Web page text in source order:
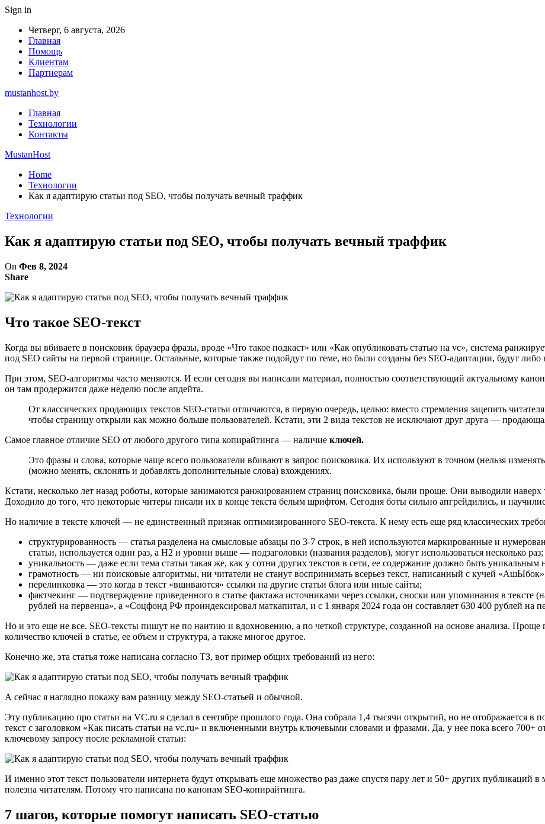
Sign in
Четверг, 6 августа, 2026
Главная
Помощь
Клиентам
Партнерам
mustanhost.by
Главная
Технологии
Контакты
MustanHost
Home
Технологии
Как я адаптирую статьи под SEO, чтобы получать вечный траффик
Технологии
Как я адаптирую статьи под SEO, чтобы получать вечный траффик
On Фев 8, 2024
Share
Что такое SEO-текст
Когда вы вбиваете в поисковик браузера фразы, вроде «Что такое подкаст» или «Как опубликовать статью на vc», система
под SEO сайты на первой странице. Остальные, которые также подойдут по теме, но были созданы без SEO-адаптации, будут
При этом, SEO-алгоритмы часто меняются. И если сегодня вы написали материал, полностью соответствующий актуальному
он там продержится даже неделю после апдейта.
От классических продающих текстов SEO-статьи отличаются, в первую очередь, целью: вместо стремления зацепить
чтобы страницу открыли как можно больше пользователей. Кстати, эти 2 вида текстов не исключают друг друга ―
Самое главное отличие SEO от любого другого типа копирайтинга ― наличие ключей.
Это фразы и слова, которые чаще всего пользователи вбивают в запрос поисковика. Их используют в точном (нельзя
(можно менять, склонять и добавлять дополнительные слова) вхождениях.
Кстати, несколько лет назад роботы, которые занимаются ранжированием страниц поисковика, были проще. Они выводили
Доходило до того, что некоторые читеры писали их в конце текста белым шрифтом. Сегодня боты сильно апгрейдились, и
Но наличие в тексте ключей ― не единственный признак оптимизированного SEO-текста. К нему есть еще ряд классических
структурированность ― статья разделена на смысловые абзацы по 3-7 строк, в ней используются маркированные и
статьи, используется один раз, а H2 и уровни выше ― подзаголовки (названия разделов), могут использоваться несколько раз;
уникальность ― даже если тема статьи такая же, как у сотни других текстов в сети, ее содержание должно быть уникальным
грамотность ― ни поисковые алгоритмы, ни читатели не станут воспринимать всерьез текст, написанный с кучей
перелинковка ― это когда в текст «вшиваются» ссылки на другие статьи блога или иные сайты;
фактчекинг ― подтверждение приведенного в статье фактажа источниками через ссылки, сноски или упоминания в тексте
рублей на первенца», а «Соцфонд РФ проиндексировал маткапитал, и с 1 января 2024 года он составляет 630 400 рублей на
Но и это еще не все. SEO-тексты пишут не по наитию и вдохновению, а по четкой структуре, созданной на основе анализа.
количество ключей в статье, ее объем и структура, а также многое другое.
Конечно же, эта статья тоже написана согласно ТЗ, вот пример общих требований из него:
А сейчас я наглядно покажу вам разницу между SEO-статьей и обычной.
Эту публикацию про статьи на VC.ru я сделал в сентябре прошлого года. Она собрала 1,4 тысячи открытий, но не отображается в
текст с заголовком «Как писать статьи на vc.ru» и включенными внутрь ключевыми словами и фразами. Да, у нее пока всего 700+
ключевому запросу после рекламной статьи:
И именно этот текст пользователи интернета будут открывать еще множество раз даже спустя пару лет и 50+ других публикаций в
полезна читателям. Потому что написана по канонам SEO-копирайтинга.
7 шагов, которые помогут написать SEO-статью